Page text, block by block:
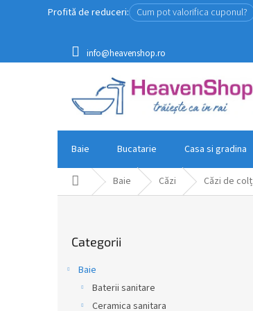
Profită de reduceri: Cum pot valorifica cuponul?
info@heavenshop.ro
Baie Bucatarie Casa si gradina
Acasă Baie Căzi Căzi de colț
peste
Categorii
Baie
Baterii sanitare
Ceramica sanitara